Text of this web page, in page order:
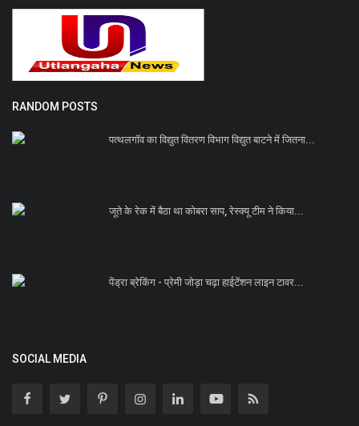
RANDOM POSTS
पत्थलगॉव का विद्युत वितरण विभाग विद्युत बाटने में जितना...
जूते के रेक में बैठा था कोबरा साप, रेस्क्यू टीम ने किया...
पेंड्रा ब्रेकिंग - प्रेमी जोड़ा चढ़ा हाईटेंशन लाइन टावर...
SOCIAL MEDIA